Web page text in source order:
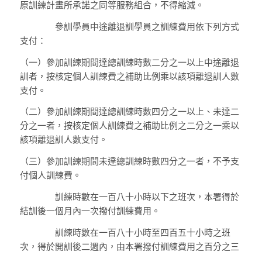
原訓練計畫所承諾之同等服務組合，不得縮減。
參訓學員中途離退訓學員之訓練費用依下列方式
支付：
（一） 參加訓練期間達總訓練時數二分之一以上中途離退
訓者，按核定個人訓練費之補助比例乘以該項離退訓人數
支付。
（二） 參加訓練期間達總訓練時數四分之一以上、未達二
分之一者，按核定個人訓練費之補助比例之二分之一乘以
該項離退訓人數支付。
（三） 參加訓練期間未達總訓練時數四分之一者，不予支
付個人訓練費。
訓練時數在一百八十小時以下之班次，本署得於
結訓後一個月內一次撥付訓練費用。
訓練時數在一百八十小時至四百五十小時之班
次，得於開訓後二週內，由本署撥付訓練費用之百分之三